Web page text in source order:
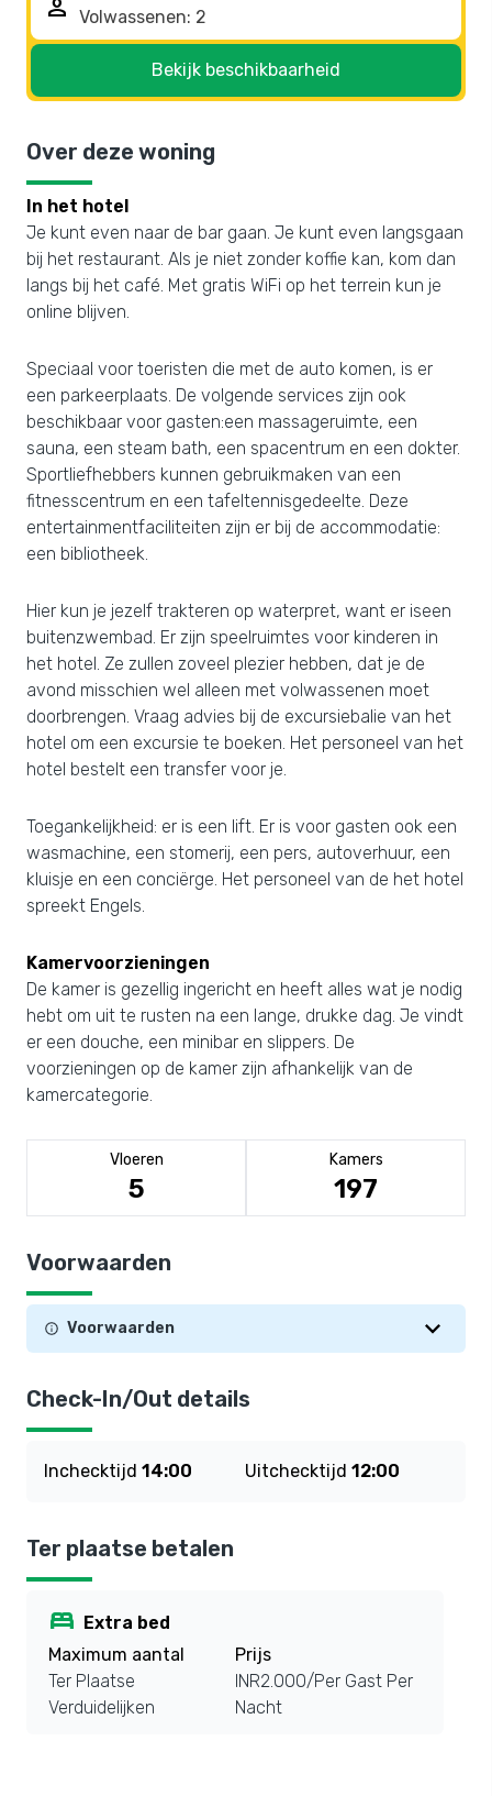
person
Bekijk beschikbaarheid
Over deze woning
In het hotel
Je kunt even naar de bar gaan. Je kunt even langsgaan
bij het restaurant. Als je niet zonder koffie kan, kom dan
langs bij het café. Met gratis WiFi op het terrein kun je
online blijven.
Speciaal voor toeristen die met de auto komen, is er
een parkeerplaats. De volgende services zijn ook
beschikbaar voor gasten:een massageruimte, een
sauna, een steam bath, een spacentrum en een dokter.
Sportliefhebbers kunnen gebruikmaken van een
fitnesscentrum en een tafeltennisgedeelte. Deze
entertainmentfaciliteiten zijn er bij de accommodatie:
een bibliotheek.
Hier kun je jezelf trakteren op waterpret, want er iseen
buitenzwembad. Er zijn speelruimtes voor kinderen in
het hotel. Ze zullen zoveel plezier hebben, dat je de
avond misschien wel alleen met volwassenen moet
doorbrengen. Vraag advies bij de excursiebalie van het
hotel om een excursie te boeken. Het personeel van het
hotel bestelt een transfer voor je.
Toegankelijkheid: er is een lift. Er is voor gasten ook een
wasmachine, een stomerij, een pers, autoverhuur, een
kluisje en een conciërge. Het personeel van de het hotel
spreekt Engels.
Kamervoorzieningen
De kamer is gezellig ingericht en heeft alles wat je nodig
hebt om uit te rusten na een lange, drukke dag. Je vindt
er een douche, een minibar en slippers. De
voorzieningen op de kamer zijn afhankelijk van de
kamercategorie.
Vloeren
5
Kamers
197
Voorwaarden
Voorwaarden
Check-In/Out details
Inchecktijd 14:00 Uitchecktijd 12:00
Ter plaatse betalen
bed Extra bed
Maximum aantal
Ter Plaatse
Verduidelijken
Prijs
INR2.000/Per Gast Per
Nacht